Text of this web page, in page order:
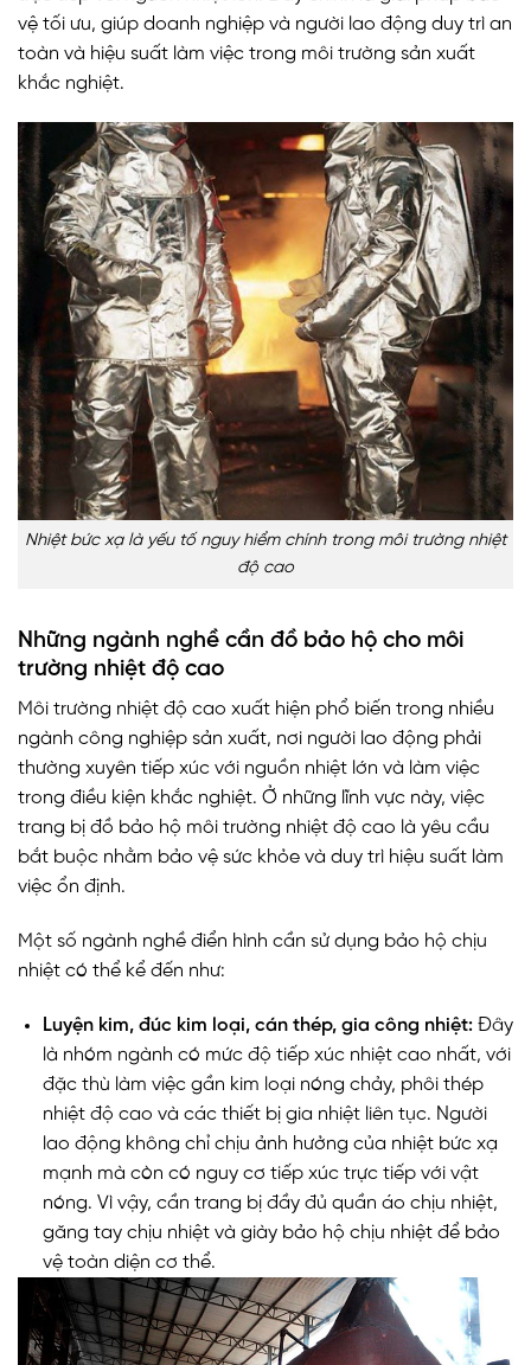
vệ tối ưu, giúp doanh nghiệp và người lao động duy trì an
toàn và hiệu suất làm việc trong môi trường sản xuất
khắc nghiệt.
Nhiệt bức xạ là yếu tố nguy hiểm chính trong môi trường nhiệt
độ cao
Những ngành nghề cần đồ bảo hộ cho môi
trường nhiệt độ cao
Môi trường nhiệt độ cao xuất hiện phổ biến trong nhiều
ngành công nghiệp sản xuất, nơi người lao động phải
thường xuyên tiếp xúc với nguồn nhiệt lớn và làm việc
trong điều kiện khắc nghiệt. Ở những lĩnh vực này, việc
trang bị đồ bảo hộ môi trường nhiệt độ cao là yêu cầu
bắt buộc nhằm bảo vệ sức khỏe và duy trì hiệu suất làm
việc ổn định.
Một số ngành nghề điển hình cần sử dụng bảo hộ chịu
nhiệt có thể kể đến như:
Luyện kim, đúc kim loại, cán thép, gia công nhiệt:Đây
là nhóm ngành có mức độ tiếp xúc nhiệt cao nhất, với
đặc thù làm việc gần kim loại nóng chảy, phôi thép
nhiệt độ cao và các thiết bị gia nhiệt liên tục. Người
lao động không chỉ chịu ảnh hưởng của nhiệt bức xạ
mạnh mà còn có nguy cơ tiếp xúc trực tiếp với vật
nóng. Vì vậy, cần trang bị đầy đủ quần áo chịu nhiệt,
găng tay chịu nhiệt và giày bảo hộ chịu nhiệt để bảo
vệ toàn diện cơ thể.